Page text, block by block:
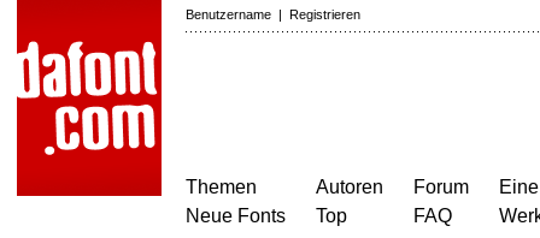
Benutzername | Registrieren
Themen
Neue Fonts
Autoren
Top
Forum
FAQ